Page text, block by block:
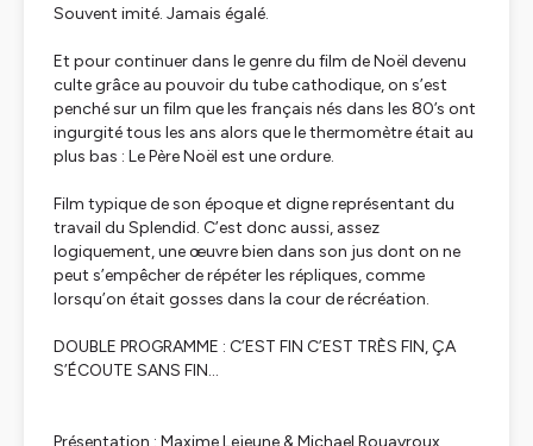
Souvent imité. Jamais égalé.
Et pour continuer dans le genre du film de Noël devenu
culte grâce au pouvoir du tube cathodique, on s’est
penché sur un film que les français nés dans les 80’s ont
ingurgité tous les ans alors que le thermomètre était au
plus bas : Le Père Noël est une ordure.
Film typique de son époque et digne représentant du
travail du Splendid. C’est donc aussi, assez
logiquement, une œuvre bien dans son jus dont on ne
peut s’empêcher de répéter les répliques, comme
lorsqu’on était gosses dans la cour de récréation.
DOUBLE PROGRAMME : C’EST FIN C’EST TRÈS FIN, ÇA
S’ÉCOUTE SANS FIN…
Présentation : Maxime Lejeune & Michael Rouayroux